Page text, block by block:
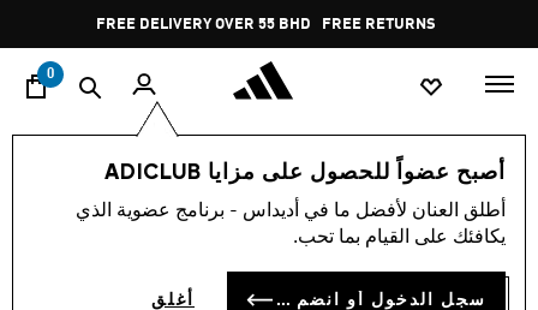
Pause
promotion
rotation
FREE DELIVERY OVER 55 BHD FREE RETURNS
0
أصبح عضواً للحصول على مزايا ADICLUB
أطلق العنان لأفضل ما في أديداس - برنامج عضوية الذي
يكافئك على القيام بما تحب.
سجل الدخول أو انضم الآن أغلق
النساء
-50%
حذاء KANTAI TRAIL